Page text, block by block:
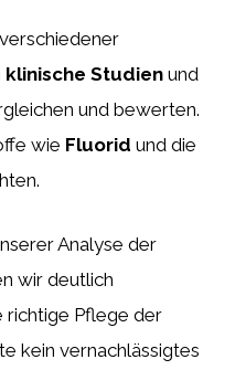
klinische Studien und
und bewerten.
wie Fluorid und die
Analyse der
wir deutlich
Pflege der
kein vernachlässigtes